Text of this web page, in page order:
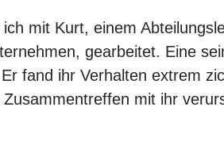
mit Kurt, einem
gearbeitet. Eine
fand ihr Verhalten extrem
mit ihr